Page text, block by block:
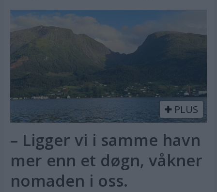
PLUS
– Ligger vi i samme havn
mer enn et døgn, våkner
nomaden i oss.